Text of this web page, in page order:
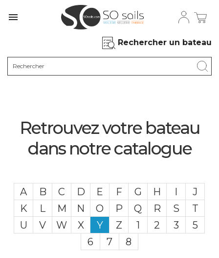

Rechercher un bateau
Retrouvez votre bateau
dans notre catalogue
A B C D E F G H I
J
K
L M N O P Q R S
T
U
V W X Y Z 1 2 3
5
6
7 8